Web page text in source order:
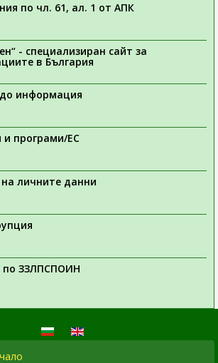
по чл. 61, ал. 1 от АПК
- специализиран сайт за
в България
информация
и програми/ЕС
личните данни
по ЗЗЛПСПОИН